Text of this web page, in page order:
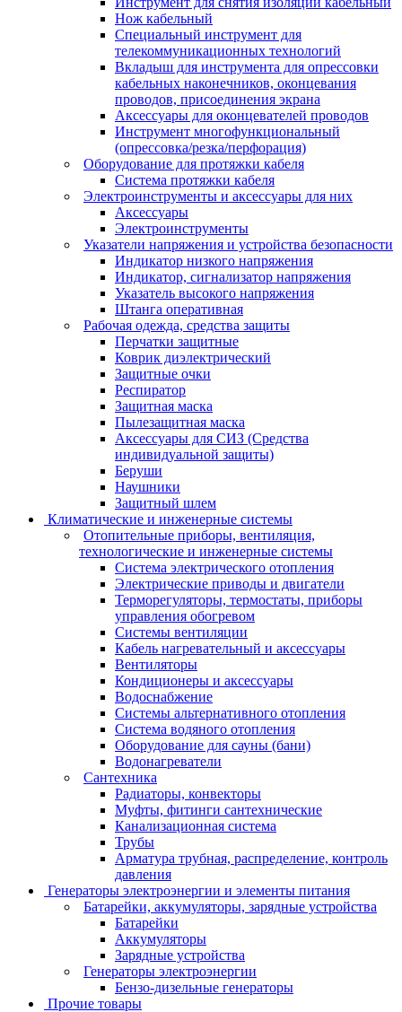
Нож кабельный
Специальный инструмент для
телекоммуникационных технологий
Вкладыш для инструмента для опрессовки
кабельных наконечников, оконцевания
проводов, присоединения экрана
Аксессуары для оконцевателей проводов
Инструмент многофункциональный
(опрессовка/резка/перфорация)
Оборудование для протяжки кабеля
Система протяжки кабеля
Электроинструменты и аксессуары для них
Аксессуары
Электроинструменты
Указатели напряжения и устройства безопасности
Индикатор низкого напряжения
Индикатор, сигнализатор напряжения
Указатель высокого напряжения
Штанга оперативная
Рабочая одежда, средства защиты
Перчатки защитные
Коврик диэлектрический
Защитные очки
Респиратор
Защитная маска
Пылезащитная маска
Аксессуары для СИЗ (Средства
индивидуальной защиты)
Беруши
Наушники
Защитный шлем
Климатические и инженерные системы
Отопительные приборы, вентиляция,
технологические и инженерные системы
Система электрического отопления
Электрические приводы и двигатели
Терморегуляторы, термостаты, приборы
управления обогревом
Системы вентиляции
Кабель нагревательный и аксессуары
Вентиляторы
Кондиционеры и аксессуары
Водоснабжение
Системы альтернативного отопления
Система водяного отопления
Оборудование для сауны (бани)
Водонагреватели
Сантехника
Радиаторы, конвекторы
Муфты, фитинги сантехнические
Канализационная система
Трубы
Арматура трубная, распределение, контроль
давления
Генераторы электроэнергии и элементы питания
Батарейки, аккумуляторы, зарядные устройства
Батарейки
Аккумуляторы
Зарядные устройства
Генераторы электроэнергии
Бензо-дизельные генераторы
Прочие товары